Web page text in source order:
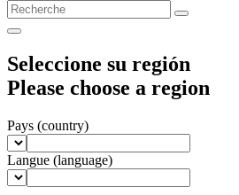
Seleccione su región
Please choose a region
Pays (country)
Langue (language)